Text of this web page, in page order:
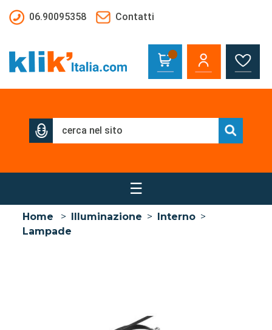
06.90095358
Contatti
☰
Home > Illuminazione > Interno >
Lampade